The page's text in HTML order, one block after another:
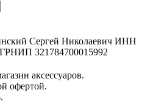
Сергей Николаевич ИНН
321784700015992
аксессуаров.
офертой.